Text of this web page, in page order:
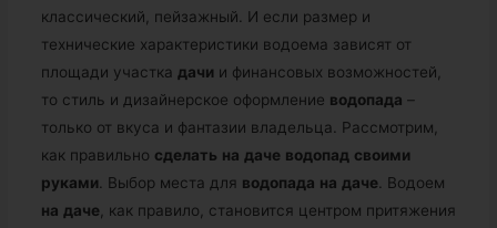
классический, пейзажный. И если размер и
технические характеристики водоема зависят от
площади участка дачи и финансовых возможностей,
то стиль и дизайнерское оформление водопада –
только от вкуса и фантазии владельца. Рассмотрим,
как правильно сделать на даче водопад своими
руками. Выбор места для водопада на даче. Водоем
на даче, как правило, становится центром притяжения